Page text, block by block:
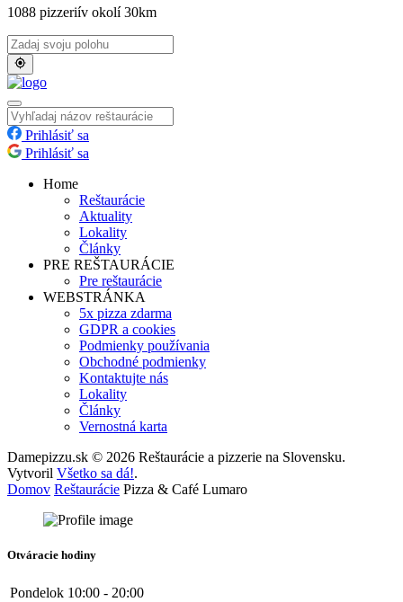
1088 pizzeriív okolí 30km
Prihlásiť sa
Prihlásiť sa
Home
Reštaurácie
Aktuality
Lokality
Články
PRE REŠTAURÁCIE
Pre reštaurácie
WEBSTRÁNKA
5x pizza zdarma
GDPR a cookies
Podmienky používania
Obchodné podmienky
Kontaktujte nás
Lokality
Články
Vernostná karta
Damepizzu.sk © 2026 Reštaurácie a pizzerie na Slovensku.
Vytvoril Všetko sa dá!.
Domov Reštaurácie Pizza & Café Lumaro
Otváracie hodiny
Pondelok 10:00 - 20:00